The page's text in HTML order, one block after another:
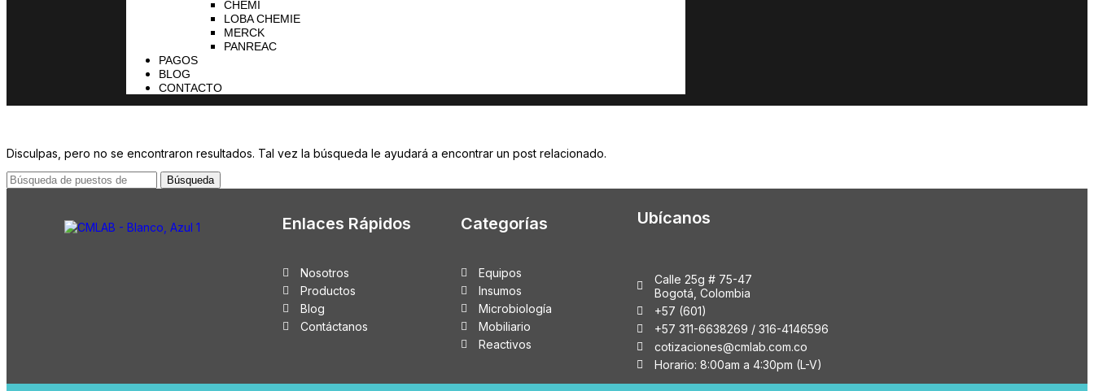
CHEMI
LOBA CHEMIE
MERCK
PANREAC
PAGOS
BLOG
CONTACTO
Disculpas, pero no se encontraron resultados. Tal vez la búsqueda le ayudará a encontrar un post relacionado.
Búsqueda
Enlaces Rápidos
Nosotros
Productos
Blog
Contáctanos
Categorías
Equipos
Insumos
Microbiología
Mobiliario
Reactivos
Ubícanos
Calle 25g # 75-47
Bogotá, Colombia
+57 (601)
+57 311-6638269 / 316-4146596
cotizaciones@cmlab.com.co
Horario: 8:00am a 4:30pm (L-V)